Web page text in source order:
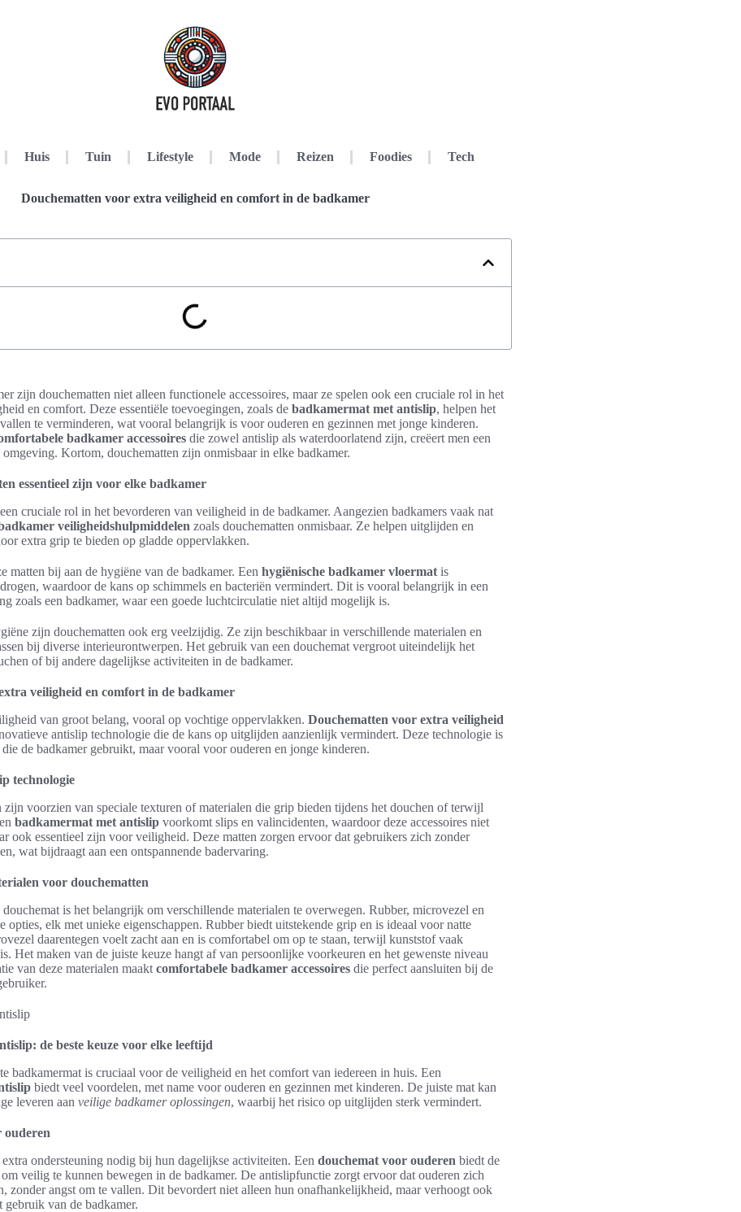
Huis Tuin Lifestyle Mode Reizen Foodies Tech
Douchematten voor extra veiligheid en comfort in de badkamer
zijn douchematten niet alleen functionele accessoires, maar ze spelen ook een cruciale rol in het
en comfort. Deze essentiële toevoegingen, zoals de badkamermat met antislip, helpen het
te verminderen, wat vooral belangrijk is voor ouderen en gezinnen met jonge kinderen.
badkamer accessoires die zowel antislip als waterdoorlatend zijn, creëert men een
Kortom, douchematten zijn onmisbaar in elke badkamer.
essentieel zijn voor elke badkamer
cruciale rol in het bevorderen van veiligheid in de badkamer. Aangezien badkamers vaak nat
veiligheidshulpmiddelen zoals douchematten onmisbaar. Ze helpen uitglijden en
extra grip te bieden op gladde oppervlakken.
matten bij aan de hygiëne van de badkamer. Een hygiënische badkamer vloermat is
waardoor de kans op schimmels en bacteriën vermindert. Dit is vooral belangrijk in een
zoals een badkamer, waar een goede luchtcirculatie niet altijd mogelijk is.
zijn douchematten ook erg veelzijdig. Ze zijn beschikbaar in verschillende materialen en
bij diverse interieurontwerpen. Het gebruik van een douchemat vergroot uiteindelijk het
of bij andere dagelijkse activiteiten in de badkamer.
veiligheid en comfort in de badkamer
van groot belang, vooral op vochtige oppervlakken. Douchematten voor extra veiligheid
antislip technologie die de kans op uitglijden aanzienlijk vermindert. Deze technologie is
de badkamer gebruikt, maar vooral voor ouderen en jonge kinderen.
technologie
voorzien van speciale texturen of materialen die grip bieden tijdens het douchen of terwijl
badkamermat met antislip voorkomt slips en valincidenten, waardoor deze accessoires niet
ook essentieel zijn voor veiligheid. Deze matten zorgen ervoor dat gebruikers zich zonder
wat bijdraagt aan een ontspannende badervaring.
voor douchematten
is het belangrijk om verschillende materialen te overwegen. Rubber, microvezel en
opties, elk met unieke eigenschappen. Rubber biedt uitstekende grip en is ideaal voor natte
daarentegen voelt zacht aan en is comfortabel om op te staan, terwijl kunststof vaak
Het maken van de juiste keuze hangt af van persoonlijke voorkeuren en het gewenste niveau
van deze materialen maakt comfortabele badkamer accessoires die perfect aansluiten bij de
de beste keuze voor elke leeftijd
badkamermat is cruciaal voor de veiligheid en het comfort van iedereen in huis. Een
biedt veel voordelen, met name voor ouderen en gezinnen met kinderen. De juiste mat kan
leveren aan veilige badkamer oplossingen, waarbij het risico op uitglijden sterk vermindert.
ouderen
ondersteuning nodig bij hun dagelijkse activiteiten. Een douchemat voor ouderen biedt de
veilig te kunnen bewegen in de badkamer. De antislipfunctie zorgt ervoor dat ouderen zich
zonder angst om te vallen. Dit bevordert niet alleen hun onafhankelijkheid, maar verhoogt ook
van de badkamer.